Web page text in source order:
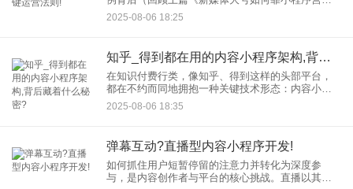
千万？》），隐藏着更本质的增长逻辑。当小程序
成为内容商业化的标配，小程序市场运营的核心战
2025-08-06 18:25
知乎_得到都在用的内容小程序架构,背后藏着什么秘密?
在知识付费行类，像知乎、得到这样的头部平台，
都在不约而同地拥抱一种关键技术形态：内容小程
序架构。这种架构正悄然改变着内容呈现、用户互
动与生态构建的方式，成为驱动平台增长的核心引
2025-08-06 18:35
弹幕互动?直播型内容小程序开发!
如何抓住用户短暂停留的注意力并转化为深度参
与，是内容创作者与平台的核心挑战。直播以其强